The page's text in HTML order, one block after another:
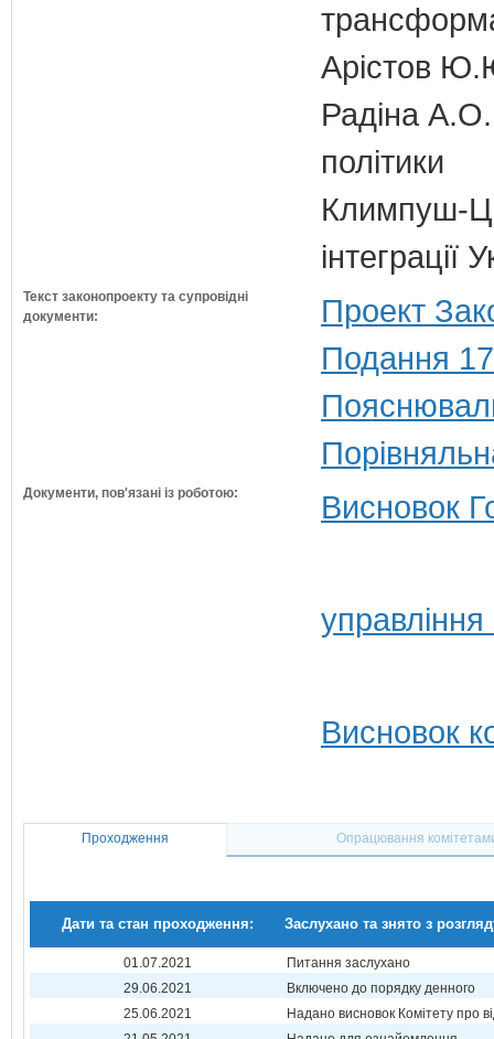
Арістов
Радіна А.О.
політики
Климпуш-
Текст законопроекту та супровідні
документи:
Проект
Подання
Документи, пов'язані із роботою: Висновок
Висновок
Проходження Опрацювання
Дати та стан проходження: Заслухано та знято з
01.07.2021
Питання заслухано
29.06.2021
Включено до порядку денного
25.06.2021
Надано висновок Комітету про